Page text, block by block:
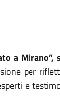
a Mirano”,
per
e